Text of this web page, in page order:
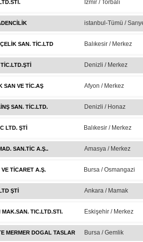
İzmir / Torbalı
istanbul-Tümü /
SAN. TİC.LTD Balıkesir / Merkez
Denizli / Merkez
SAN VE TİC.AŞ Afyon / Merkez
SAN. TİC.LTD. Denizli / Honaz
LTD. ŞTİ Balıkesir / Merkez
SAN.TİC A.Ş.. Amasya / Merkez
TİCARET A.Ş. Bursa / Osmangazi
ŞTİ Ankara / Mamak
TIC.LTD.STI. Eskişehir / Merkez
MERMER DOGAL TASLAR Bursa / Gemlik